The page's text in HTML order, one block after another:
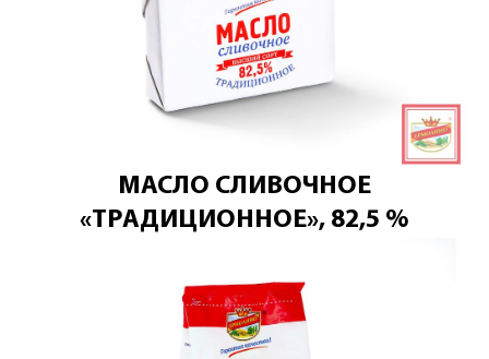
МАСЛО СЛИВОЧНОЕ
«ТРАДИЦИОННОЕ», 82,5 %